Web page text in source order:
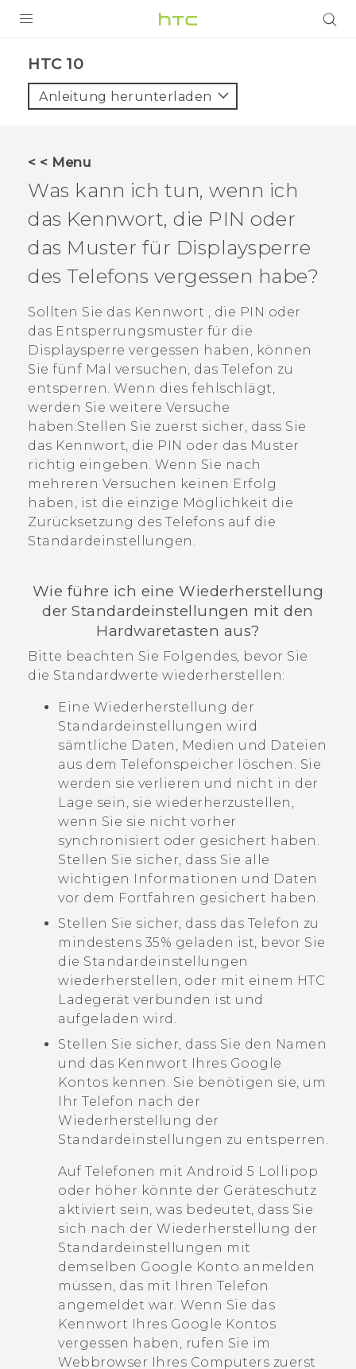
VIVE
VIVERSE
UNTERSTÜTZUNG
HTC-Geräte und Zubehör
Anmelden
HTC 10‎
Anleitung herunterladen
< < Menu
Was kann ich tun, wenn ich
das Kennwort, die PIN oder
das Muster für Displaysperre
des Telefons vergessen habe?
Sollten Sie das Kennwort , die PIN oder
das Entsperrungsmuster für die
Displaysperre vergessen haben, können
Sie fünf Mal versuchen, das Telefon zu
entsperren. Wenn dies fehlschlägt,
werden Sie weitere Versuche
haben.Stellen Sie zuerst sicher, dass Sie
das Kennwort, die PIN oder das Muster
richtig eingeben. Wenn Sie nach
mehreren Versuchen keinen Erfolg
haben, ist die einzige Möglichkeit die
Zurücksetzung des Telefons auf die
Standardeinstellungen.
Wie führe ich eine Wiederherstellung
der Standardeinstellungen mit den
Hardwaretasten aus?
Bitte beachten Sie Folgendes, bevor Sie
die Standardwerte wiederherstellen:
Eine Wiederherstellung der
Standardeinstellungen wird
sämtliche Daten, Medien und Dateien
aus dem Telefonspeicher löschen. Sie
werden sie verlieren und nicht in der
Lage sein, sie wiederherzustellen,
wenn Sie sie nicht vorher
synchronisiert oder gesichert haben.
Stellen Sie sicher, dass Sie alle
wichtigen Informationen und Daten
vor dem Fortfahren gesichert haben.
Stellen Sie sicher, dass das Telefon zu
mindestens 35% geladen ist, bevor Sie
die Standardeinstellungen
wiederherstellen, oder mit einem HTC
Ladegerät verbunden ist und
aufgeladen wird.
Stellen Sie sicher, dass Sie den Namen
und das Kennwort Ihres Google
Kontos kennen. Sie benötigen sie, um
Ihr Telefon nach der
Wiederherstellung der
Standardeinstellungen zu entsperren.
Auf Telefonen mit Android 5 Lollipop
oder höher könnte der Geräteschutz
aktiviert sein, was bedeutet, dass Sie
sich nach der Wiederherstellung der
Standardeinstellungen mit
demselben Google Konto anmelden
müssen, das mit Ihren Telefon
angemeldet war. Wenn Sie das
Kennwort Ihres Google Kontos
vergessen haben, rufen Sie im
Webbrowser Ihres Computers zuerst